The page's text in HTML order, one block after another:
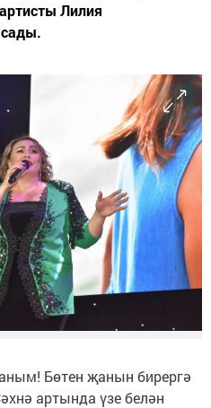
Лилия
Бөтен җанын бирергә
артында үзе белән